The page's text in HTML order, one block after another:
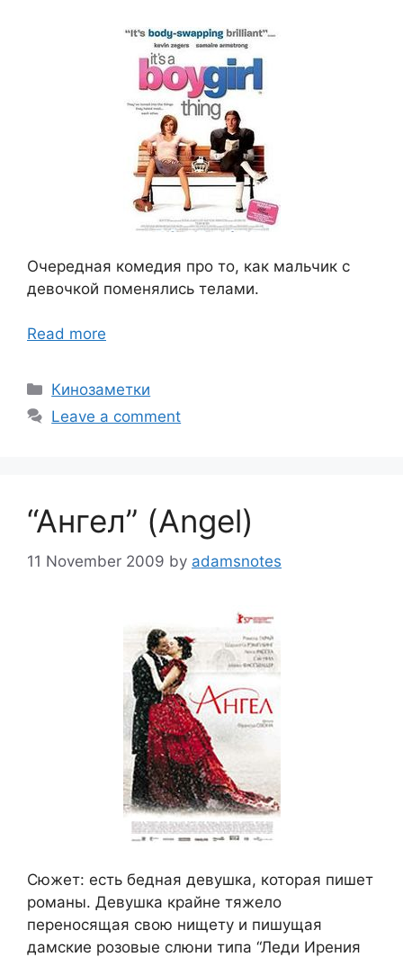
Очередная комедия про то, как мальчик с
девочкой поменялись телами.
Read more
Categories
Кинозаметки
Leave a comment
“Ангел” (Angel)
11 November 2009 by adamsnotes
Сюжет: есть бедная девушка, которая пишет
романы. Девушка крайне тяжело
переносящая свою нищету и пишущая
дамские розовые слюни типа “Леди Ирения